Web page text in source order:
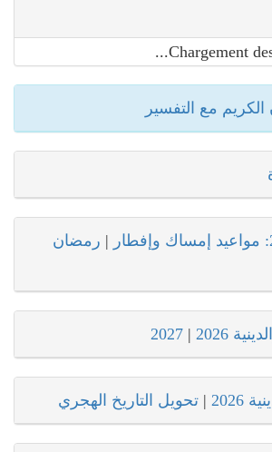
الكريم مع التفسير
| رمضان
2026
|
2027
| تحويل التاريخ الهجري